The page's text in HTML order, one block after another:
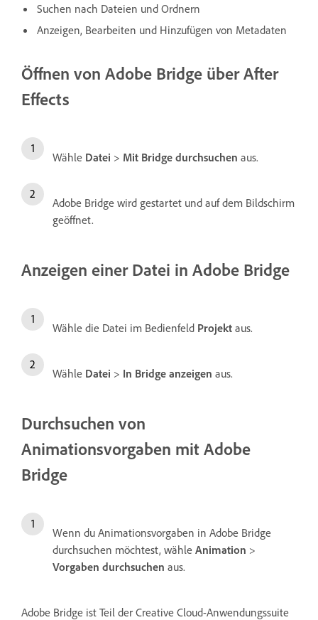
Suchen nach Dateien und Ordnern
Anzeigen, Bearbeiten und Hinzufügen von Metadaten
Öffnen von Adobe Bridge über After
Effects
Wähle Datei > Mit Bridge durchsuchen aus.
Adobe Bridge wird gestartet und auf dem Bildschirm
geöffnet.
Anzeigen einer Datei in Adobe Bridge
Wähle die Datei im Bedienfeld Projekt aus.
Wähle Datei > In Bridge anzeigen aus.
Durchsuchen von
Animationsvorgaben mit Adobe
Bridge
Wenn du Animationsvorgaben in Adobe Bridge
durchsuchen möchtest, wähle Animation >
Vorgaben durchsuchen aus.
Adobe Bridge ist Teil der Creative Cloud-Anwendungssuite